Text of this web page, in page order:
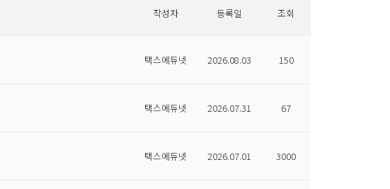
작성자 등록일 조회
택스에듀넷 2026.08.03 150
택스에듀넷 2026.07.31 67
택스에듀넷 2026.07.01 3000